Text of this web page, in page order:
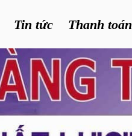
Tin tức Thanh toán